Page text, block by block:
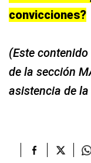
convicciones?
(Este
de la sección
asistencia de